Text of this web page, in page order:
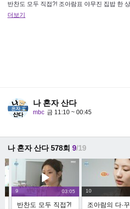
더보기
나 혼자 산다
mbc 금 11:10 ~ 00:45
나 혼자 산다 578회 9/19
9 03:05
반찬도 모두 직접?!
10
조아람의 다·꾸